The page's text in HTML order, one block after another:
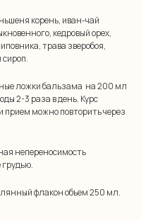
корень, иван-чай
кедровый орех,
трава зверобоя,
ложки бальзама на 200 мл
2-3 раза в день. Курс
прием можно повторить через
непереносимость
флакон объем 250 мл.